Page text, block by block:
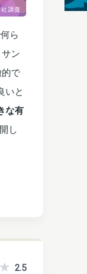
ら
ン
的で
いと
な有
し
2.5